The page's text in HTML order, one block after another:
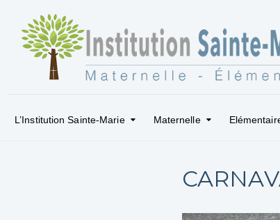
L’Institution Sainte-Marie Maternelle